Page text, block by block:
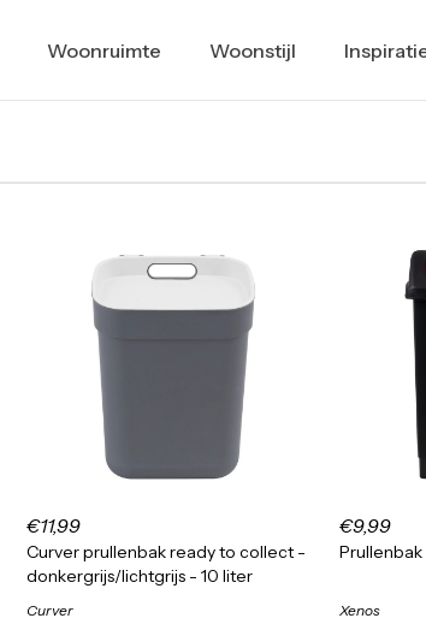
Woonruimte Woonstijl
€11,99
Curver prullenbak ready to collect -
donkergrijs/lichtgrijs - 10 liter
Curver
€9,99
Xenos